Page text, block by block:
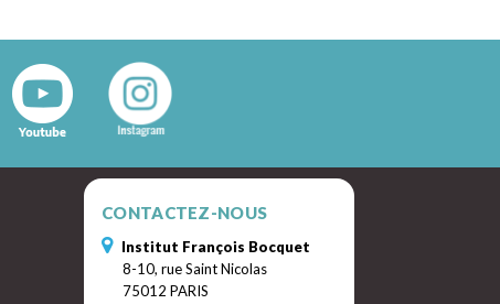
CONTACTEZ-NOUS
Institut François Bocquet
8-10, rue Saint Nicolas
75012 PARIS